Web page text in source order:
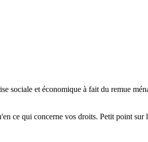
sociale et économique à fait du remue
ce qui concerne vos droits. Petit point sur